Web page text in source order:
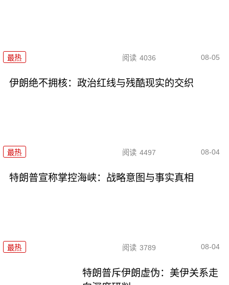
最热 阅读 4036 08-05
伊朗绝不拥核：政治红线与残酷现实的交织
最热 阅读 4497 08-04
特朗普宣称掌控海峡：战略意图与事实真相
最热 阅读 3789 08-04
特朗普斥伊朗虚伪：美伊关系走